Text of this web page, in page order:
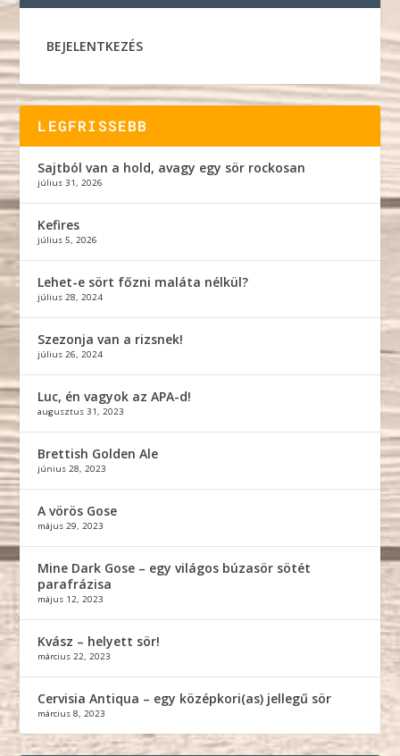
BEJELENTKEZÉS
LEGFRISSEBB
Sajtból van a hold, avagy egy sör rockosan
július 31, 2026
Kefires
július 5, 2026
Lehet-e sört főzni maláta nélkül?
július 28, 2024
Szezonja van a rizsnek!
július 26, 2024
Luc, én vagyok az APA-d!
augusztus 31, 2023
Brettish Golden Ale
június 28, 2023
A vörös Gose
május 29, 2023
Mine Dark Gose – egy világos búzasör sötét
parafrázisa
május 12, 2023
Kvász – helyett sör!
március 22, 2023
Cervisia Antiqua – egy középkori(as) jellegű sör
március 8, 2023